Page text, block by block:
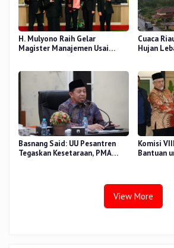
H. Mulyono Raih Gelar
Magister Manajemen Usai
Cuaca
Hujan
Basnang Said: UU Pesantren
Tegaskan Kesetaraan, PMA
Komisi
Bantuan
View More